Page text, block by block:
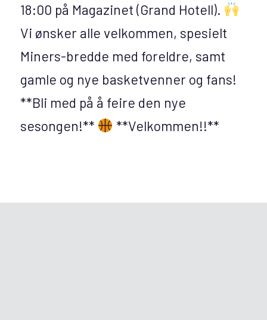
18:00 på Magazinet (Grand Hotell).
Vi ønsker alle velkommen, spesielt
Miners-bredde med foreldre, samt
gamle og nye basketvenner og fans!
**Bli med på å feire den nye
sesongen!**
**Velkommen!!**